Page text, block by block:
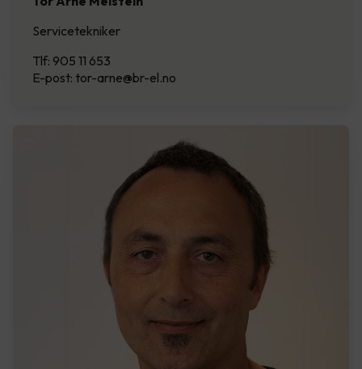
Servicetekniker
Tlf: 905 11 653
E-post: tor-arne@br-el.no